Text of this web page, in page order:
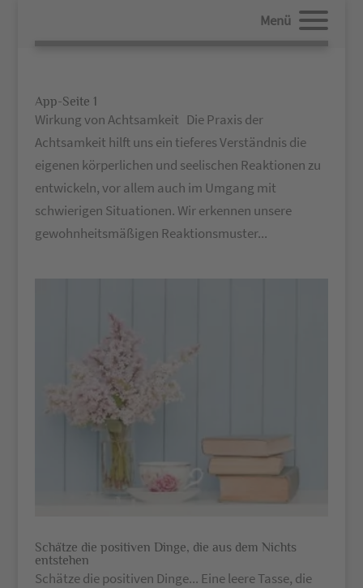
Menü
App-Seite 1
Wirkung von Achtsamkeit Die Praxis der
Achtsamkeit hilft uns ein tieferes Verständnis die
eigenen körperlichen und seelischen Reaktionen zu
entwickeln, vor allem auch im Umgang mit
schwierigen Situationen. Wir erkennen unsere
gewohnheitsmäßigen Reaktionsmuster...
Schätze die positiven Dinge, die aus dem Nichts
entstehen
Schätze die positiven Dinge... Eine leere Tasse, die